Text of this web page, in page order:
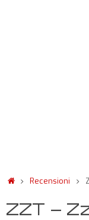
Recensioni
ZZT –